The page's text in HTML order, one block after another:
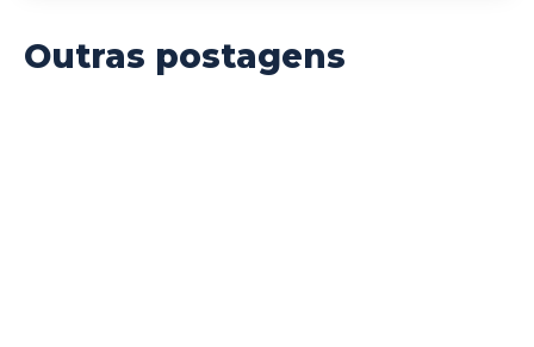
Outras postagens